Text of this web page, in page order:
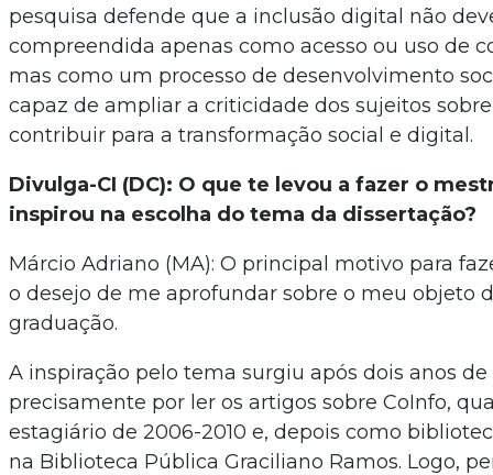
pesquisa defende que a inclusão digital não
compreendida apenas como acesso ou uso de
mas como um processo de desenvolvimento
capaz de ampliar a criticidade dos sujeitos
contribuir para a transformação social e digital.
Divulga-CI (DC): O que te levou a fazer o
inspirou na escolha do tema da dissertação?
Márcio Adriano (MA): O principal motivo para
o desejo de me aprofundar sobre o meu objeto
graduação.
A inspiração pelo tema surgiu após dois anos
precisamente por ler os artigos sobre CoInfo,
estagiário de 2006-2010 e, depois como
na Biblioteca Pública Graciliano Ramos. Logo,